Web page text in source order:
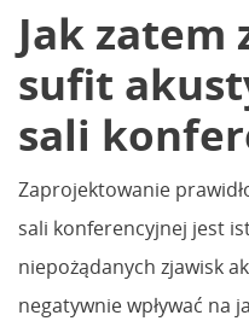
Jak zatem
sufit
sali
Zaprojektowanie
sali konferencyjnej jest
niepożądanych zjawisk
negatywnie wpływać na